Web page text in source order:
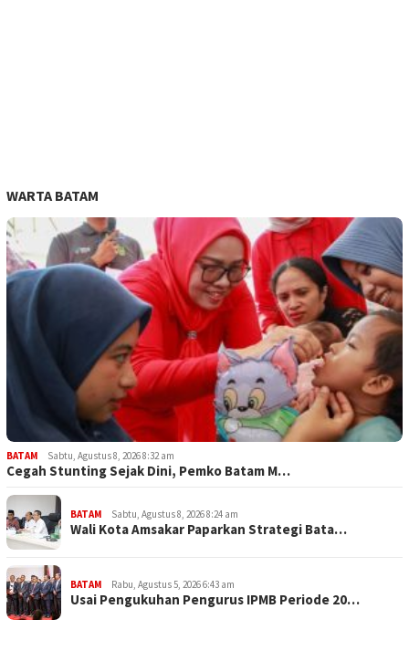
WARTA BATAM
BATAM Sabtu, Agustus 8, 2026 8:32 am
Cegah Stunting Sejak Dini, Pemko Batam M…
BATAM Sabtu, Agustus 8, 2026 8:24 am
Wali Kota Amsakar Paparkan Strategi Bata…
BATAM Rabu, Agustus 5, 2026 6:43 am
Usai Pengukuhan Pengurus IPMB Periode 20…